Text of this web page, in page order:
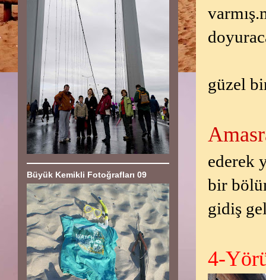
güzel
ederek
bir
gidiş
4-
Büyük Kemikli Fotoğrafları 09